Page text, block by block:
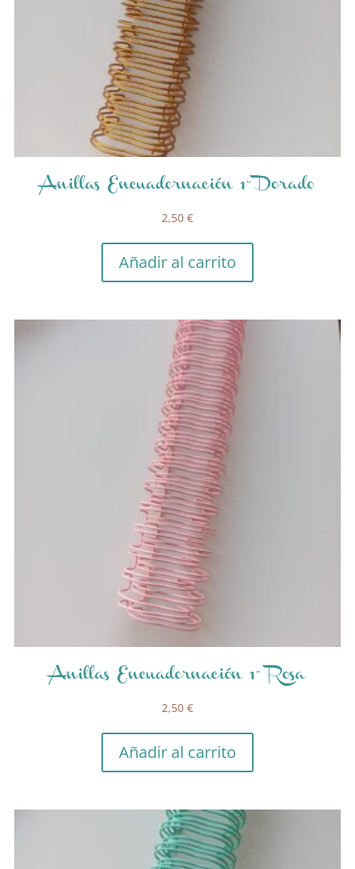
Anillas Encuadernación 1″ Dorado
2,50 €
Añadir al carrito
Anillas Encuadernación 1″ Rosa
2,50 €
Añadir al carrito